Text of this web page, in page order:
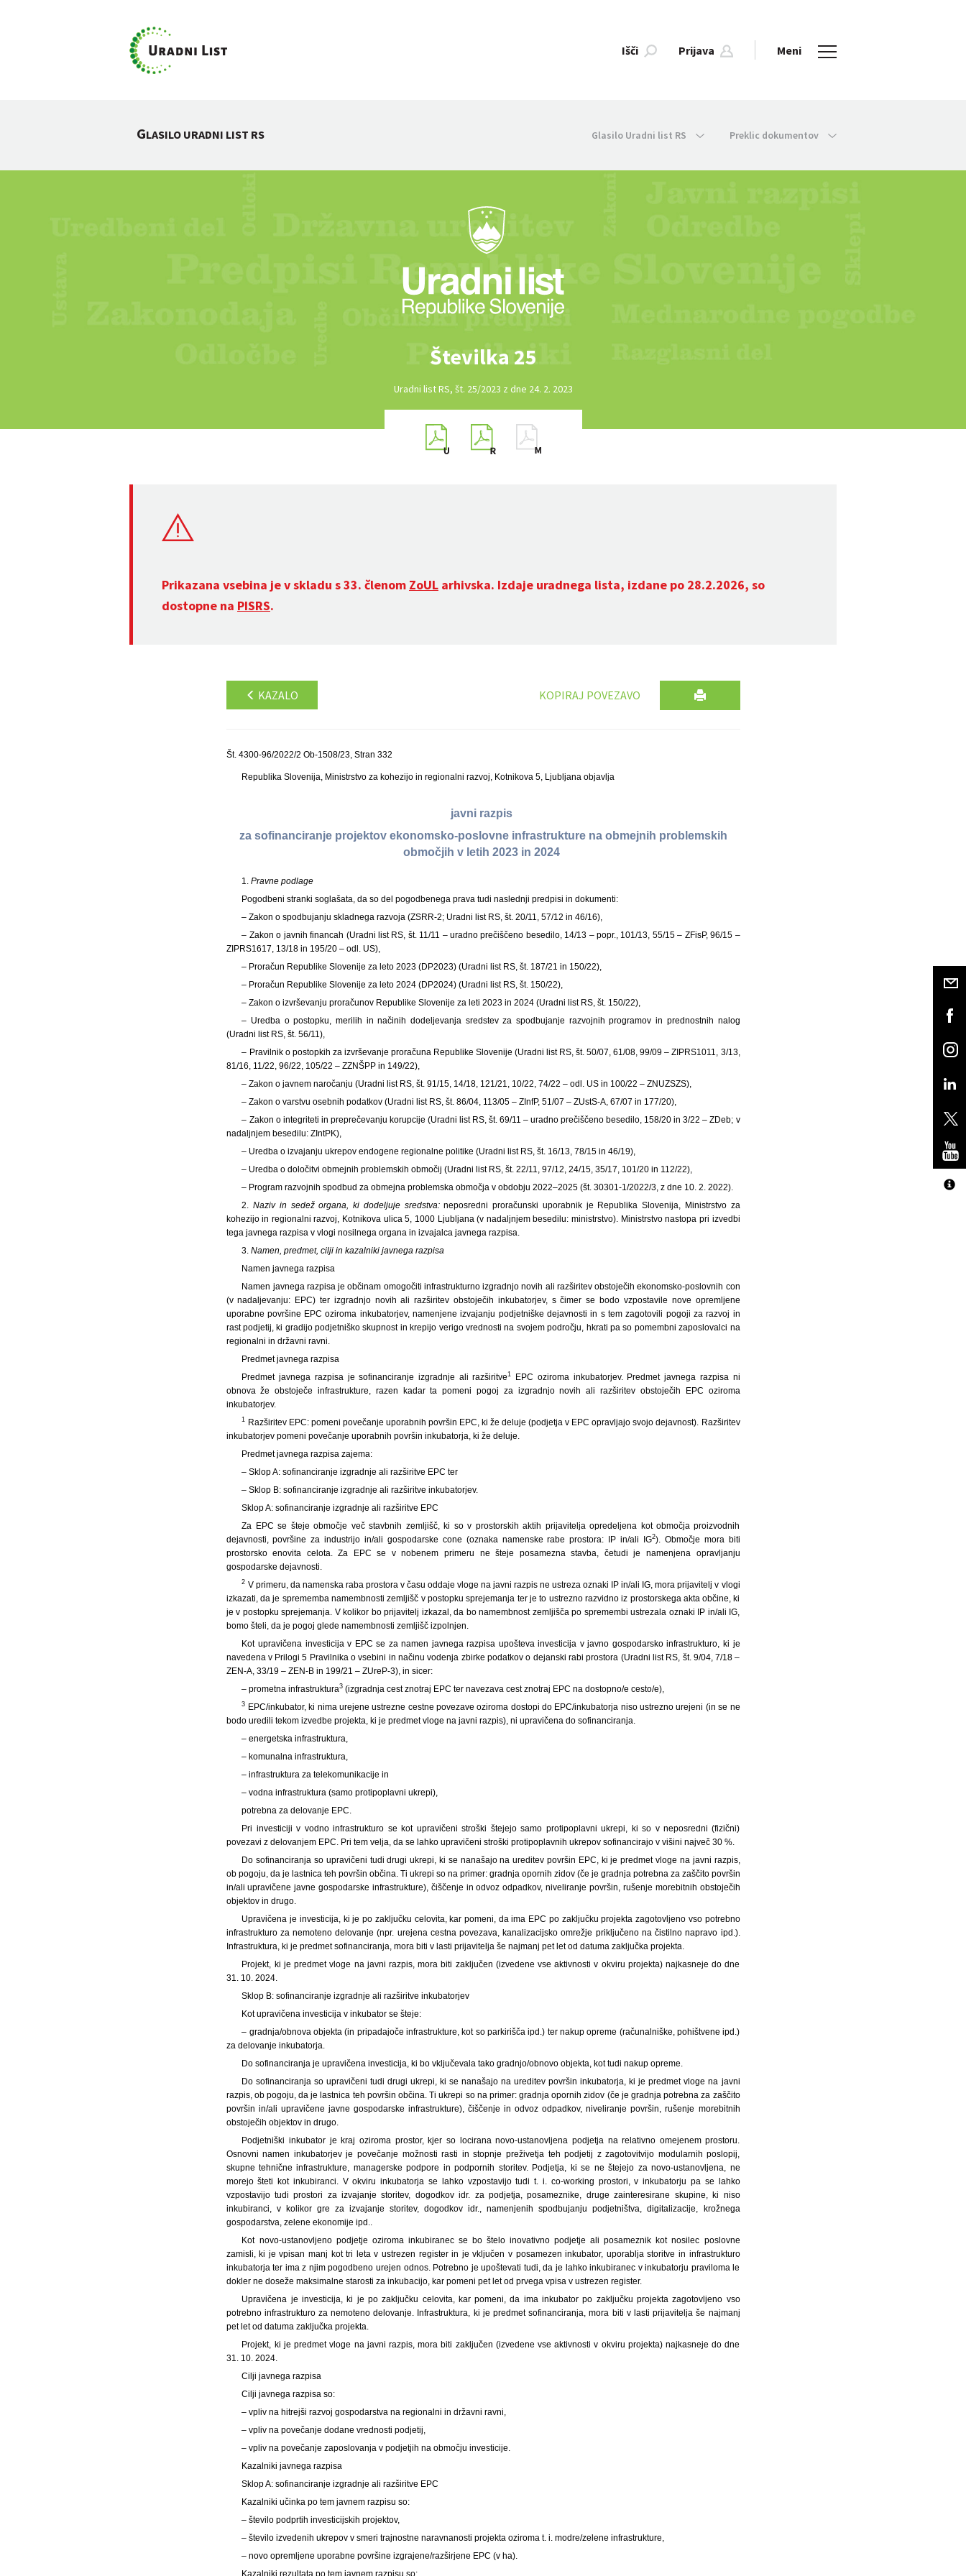
Išči Prijava Meni
GLASILO URADNI LIST RS Glasilo Uradni list RS Preklic dokumentov
Številka 25
Uradni list RS, št. 25/2023 z dne 24. 2. 2023
Prikazana vsebina je v skladu s 33. členom ZoUL arhivska. Izdaje uradnega lista, izdane po 28.2.2026, so
dostopne na PISRS.
KAZALO KOPIRAJ POVEZAVO
Št. 4300-96/2022/2 Ob-1508/23, Stran 332
Republika Slovenija, Ministrstvo za kohezijo in regionalni razvoj, Kotnikova 5, Ljubljana objavlja
javni razpis
za sofinanciranje projektov ekonomsko-poslovne infrastrukture na obmejnih problemskih
območjih v letih 2023 in 2024
1.Pravne podlage
Pogodbeni stranki soglašata, da so del pogodbenega prava tudi naslednji predpisi in dokumenti:
– Zakon o spodbujanju skladnega razvoja (ZSRR-2; Uradni list RS, št. 20/11, 57/12 in 46/16),
– Zakon o javnih financah (Uradni list RS, št. 11/11 – uradno prečiščeno besedilo, 14/13 – popr., 101/13, 55/15 – ZFisP, 96/15 –
ZIPRS1617, 13/18 in 195/20 – odl. US),
– Proračun Republike Slovenije za leto 2023 (DP2023) (Uradni list RS, št. 187/21 in 150/22),
– Proračun Republike Slovenije za leto 2024 (DP2024) (Uradni list RS, št. 150/22),
– Zakon o izvrševanju proračunov Republike Slovenije za leti 2023 in 2024 (Uradni list RS, št. 150/22),
– Uredba o postopku, merilih in načinih dodeljevanja sredstev za spodbujanje razvojnih programov in prednostnih nalog
(Uradni list RS, št. 56/11),
– Pravilnik o postopkih za izvrševanje proračuna Republike Slovenije (Uradni list RS, št. 50/07, 61/08, 99/09 – ZIPRS1011, 3/13,
81/16, 11/22, 96/22, 105/22 – ZZNŠPP in 149/22),
– Zakon o javnem naročanju (Uradni list RS, št. 91/15, 14/18, 121/21, 10/22, 74/22 – odl. US in 100/22 – ZNUZSZS),
– Zakon o varstvu osebnih podatkov (Uradni list RS, št. 86/04, 113/05 – ZInfP, 51/07 – ZUstS-A, 67/07 in 177/20),
– Zakon o integriteti in preprečevanju korupcije (Uradni list RS, št. 69/11 – uradno prečiščeno besedilo, 158/20 in 3/22 – ZDeb; v
nadaljnjem besedilu: ZIntPK),
– Uredba o izvajanju ukrepov endogene regionalne politike (Uradni list RS, št. 16/13, 78/15 in 46/19),
– Uredba o določitvi obmejnih problemskih območij (Uradni list RS, št. 22/11, 97/12, 24/15, 35/17, 101/20 in 112/22),
– Program razvojnih spodbud za obmejna problemska območja v obdobju 2022–2025 (št. 30301-1/2022/3, z dne 10. 2. 2022).
2.Naziv in sedež organa, ki dodeljuje sredstva:neposredni proračunski uporabnik je Republika Slovenija, Ministrstvo za
kohezijo in regionalni razvoj, Kotnikova ulica 5, 1000 Ljubljana (v nadaljnjem besedilu: ministrstvo). Ministrstvo nastopa pri izvedbi
tega javnega razpisa v vlogi nosilnega organa in izvajalca javnega razpisa.
3.Namen, predmet, cilji in kazalniki javnega razpisa
Namen javnega razpisa
Namen javnega razpisa je občinam omogočiti infrastrukturno izgradnjo novih ali razširitev obstoječih ekonomsko-poslovnih con
(v nadaljevanju: EPC) ter izgradnjo novih ali razširitev obstoječih inkubatorjev, s čimer se bodo vzpostavile nove opremljene
uporabne površine EPC oziroma inkubatorjev, namenjene izvajanju podjetniške dejavnosti in s tem zagotovili pogoji za razvoj in
rast podjetij, ki gradijo podjetniško skupnost in krepijo verigo vrednosti na svojem področju, hkrati pa so pomembni zaposlovalci na
regionalni in državni ravni.
Predmet javnega razpisa
Predmet javnega razpisa je sofinanciranje izgradnje ali razširitve1
EPC oziroma inkubatorjev. Predmet javnega razpisa ni
obnova že obstoječe infrastrukture, razen kadar ta pomeni pogoj za izgradnjo novih ali razširitev obstoječih EPC oziroma
inkubatorjev.
1 Razširitev EPC: pomeni povečanje uporabnih površin EPC, ki že deluje (podjetja v EPC opravljajo svojo dejavnost). Razširitev
inkubatorjev pomeni povečanje uporabnih površin inkubatorja, ki že deluje.
Predmet javnega razpisa zajema:
– Sklop A: sofinanciranje izgradnje ali razširitve EPC ter
– Sklop B: sofinanciranje izgradnje ali razširitve inkubatorjev.
Sklop A: sofinanciranje izgradnje ali razširitve EPC
Za EPC se šteje območje več stavbnih zemljišč, ki so v prostorskih aktih prijavitelja opredeljena kot območja proizvodnih
dejavnosti, površine za industrijo in/ali gospodarske cone (oznaka namenske rabe prostora: IP in/ali IG2). Območje mora biti
prostorsko enovita celota. Za EPC se v nobenem primeru ne šteje posamezna stavba, četudi je namenjena opravljanju
gospodarske dejavnosti.
2 V primeru, da namenska raba prostora v času oddaje vloge na javni razpis ne ustreza oznaki IP in/ali IG, mora prijavitelj v vlogi
izkazati, da je sprememba namembnosti zemljišč v postopku sprejemanja ter je to ustrezno razvidno iz prostorskega akta občine, ki
je v postopku sprejemanja. V kolikor bo prijavitelj izkazal, da bo namembnost zemljišča po spremembi ustrezala oznaki IP in/ali IG,
bomo šteli, da je pogoj glede namembnosti zemljišč izpolnjen.
Kot upravičena investicija v EPC se za namen javnega razpisa upošteva investicija v javno gospodarsko infrastrukturo, ki je
navedena v Prilogi 5 Pravilnika o vsebini in načinu vodenja zbirke podatkov o dejanski rabi prostora (Uradni list RS, št. 9/04, 7/18 –
ZEN-A, 33/19 – ZEN-B in 199/21 – ZUreP-3), in sicer:
– prometna infrastruktura3 (izgradnja cest znotraj EPC ter navezava cest znotraj EPC na dostopno/e cesto/e),
3 EPC/inkubator, ki nima urejene ustrezne cestne povezave oziroma dostopi do EPC/inkubatorja niso ustrezno urejeni (in se ne
bodo uredili tekom izvedbe projekta, ki je predmet vloge na javni razpis), ni upravičena do sofinanciranja.
– energetska infrastruktura,
– komunalna infrastruktura,
– infrastruktura za telekomunikacije in
– vodna infrastruktura (samo protipoplavni ukrepi),
potrebna za delovanje EPC.
Pri investiciji v vodno infrastrukturo se kot upravičeni stroški štejejo samo protipoplavni ukrepi, ki so v neposredni (fizični)
povezavi z delovanjem EPC. Pri tem velja, da se lahko upravičeni stroški protipoplavnih ukrepov sofinancirajo v višini največ 30 %.
Do sofinanciranja so upravičeni tudi drugi ukrepi, ki se nanašajo na ureditev površin EPC, ki je predmet vloge na javni razpis,
ob pogoju, da je lastnica teh površin občina. Ti ukrepi so na primer: gradnja opornih zidov (če je gradnja potrebna za zaščito površin
in/ali upravičene javne gospodarske infrastrukture), čiščenje in odvoz odpadkov, niveliranje površin, rušenje morebitnih obstoječih
objektov in drugo.
Upravičena je investicija, ki je po zaključku celovita, kar pomeni, da ima EPC po zaključku projekta zagotovljeno vso potrebno
infrastrukturo za nemoteno delovanje (npr. urejena cestna povezava, kanalizacijsko omrežje priključeno na čistilno napravo ipd.).
Infrastruktura, ki je predmet sofinanciranja, mora biti v lasti prijavitelja še najmanj pet let od datuma zaključka projekta.
Projekt, ki je predmet vloge na javni razpis, mora biti zaključen (izvedene vse aktivnosti v okviru projekta) najkasneje do dne
31. 10. 2024.
Sklop B: sofinanciranje izgradnje ali razširitve inkubatorjev
Kot upravičena investicija v inkubator se šteje:
– gradnja/obnova objekta (in pripadajoče infrastrukture, kot so parkirišča ipd.) ter nakup opreme (računalniške, pohištvene ipd.)
za delovanje inkubatorja.
Do sofinanciranja je upravičena investicija, ki bo vključevala tako gradnjo/obnovo objekta, kot tudi nakup opreme.
Do sofinanciranja so upravičeni tudi drugi ukrepi, ki se nanašajo na ureditev površin inkubatorja, ki je predmet vloge na javni
razpis, ob pogoju, da je lastnica teh površin občina. Ti ukrepi so na primer: gradnja opornih zidov (če je gradnja potrebna za zaščito
površin in/ali upravičene javne gospodarske infrastrukture), čiščenje in odvoz odpadkov, niveliranje površin, rušenje morebitnih
obstoječih objektov in drugo.
Podjetniški inkubator je kraj oziroma prostor, kjer so locirana novo-ustanovljena podjetja na relativno omejenem prostoru.
Osnovni namen inkubatorjev je povečanje možnosti rasti in stopnje preživetja teh podjetij z zagotovitvijo modularnih poslopij,
skupne tehnične infrastrukture, managerske podpore in podpornih storitev. Podjetja, ki se ne štejejo za novo-ustanovljena, ne
morejo šteti kot inkubiranci. V okviru inkubatorja se lahko vzpostavijo tudi t. i. co-working prostori, v inkubatorju pa se lahko
vzpostavijo tudi prostori za izvajanje storitev, dogodkov idr. za podjetja, posameznike, druge zainteresirane skupine, ki niso
inkubiranci, v kolikor gre za izvajanje storitev, dogodkov idr., namenjenih spodbujanju podjetništva, digitalizacije, krožnega
gospodarstva, zelene ekonomije ipd..
Kot novo-ustanovljeno podjetje oziroma inkubiranec se bo štelo inovativno podjetje ali posameznik kot nosilec poslovne
zamisli, ki je vpisan manj kot tri leta v ustrezen register in je vključen v posamezen inkubator, uporablja storitve in infrastrukturo
inkubatorja ter ima z njim pogodbeno urejen odnos. Potrebno je upoštevati tudi, da je lahko inkubiranec v inkubatorju praviloma le
dokler ne doseže maksimalne starosti za inkubacijo, kar pomeni pet let od prvega vpisa v ustrezen register.
Upravičena je investicija, ki je po zaključku celovita, kar pomeni, da ima inkubator po zaključku projekta zagotovljeno vso
potrebno infrastrukturo za nemoteno delovanje. Infrastruktura, ki je predmet sofinanciranja, mora biti v lasti prijavitelja še najmanj
pet let od datuma zaključka projekta.
Projekt, ki je predmet vloge na javni razpis, mora biti zaključen (izvedene vse aktivnosti v okviru projekta) najkasneje do dne
31. 10. 2024.
Cilji javnega razpisa
Cilji javnega razpisa so:
– vpliv na hitrejši razvoj gospodarstva na regionalni in državni ravni,
– vpliv na povečanje dodane vrednosti podjetij,
– vpliv na povečanje zaposlovanja v podjetjih na območju investicije.
Kazalniki javnega razpisa
Sklop A: sofinanciranje izgradnje ali razširitve EPC
Kazalniki učinka po tem javnem razpisu so:
– število podprtih investicijskih projektov,
– število izvedenih ukrepov v smeri trajnostne naravnanosti projekta oziroma t. i. modre/zelene infrastrukture,
– novo opremljene uporabne površine izgrajene/razširjene EPC (v ha).
Kazalniki rezultata po tem javnem razpisu so: